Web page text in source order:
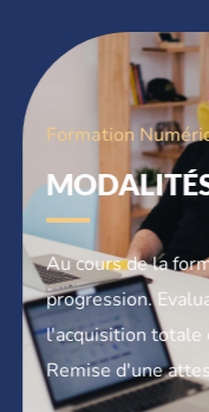
Formation
Au cours de la
progression.
l'acquisition totale
Remise d'une